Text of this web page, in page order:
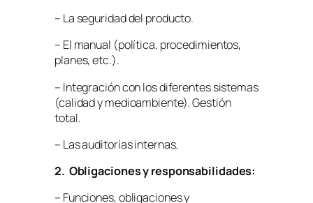
– La seguridad del producto.
– El manual (política, procedimientos,
planes, etc.).
– Integración con los diferentes sistemas
(calidad y medioambiente). Gestión
total.
– Las auditorías internas.
2. Obligaciones y responsabilidades:
– Funciones, obligaciones y